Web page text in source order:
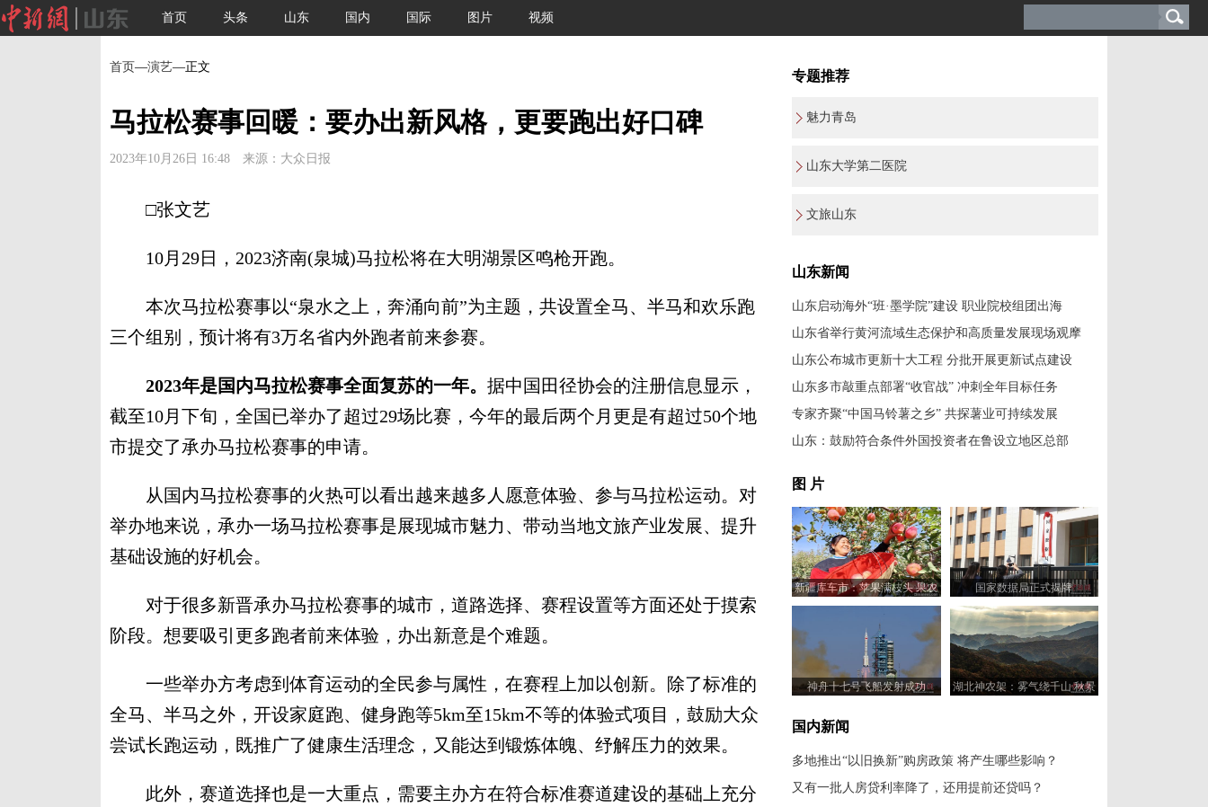
首页 头条 山东 国内 国际 图片 视频
首页—演艺—正文
马拉松赛事回暖：要办出新风格，更要跑出好口碑
2023年10月26日 16:48 来源：大众日报
□张文艺
10月29日，2023济南(泉城)马拉松将在大明湖景区鸣枪开跑。
本次马拉松赛事以“泉水之上，奔涌向前”为主题，共设置全马、半马和欢乐跑
三个组别，预计将有3万名省内外跑者前来参赛。
2023年是国内马拉松赛事全面复苏的一年。 据中国田径协会的注册信息显示，
截至10月下旬，全国已举办了超过29场比赛，今年的最后两个月更是有超过50个地
市提交了承办马拉松赛事的申请。
从国内马拉松赛事的火热可以看出越来越多人愿意体验、参与马拉松运动。对
举办地来说，承办一场马拉松赛事是展现城市魅力、带动当地文旅产业发展、提升
基础设施的好机会。
对于很多新晋承办马拉松赛事的城市，道路选择、赛程设置等方面还处于摸索
阶段。想要吸引更多跑者前来体验，办出新意是个难题。
一些举办方考虑到体育运动的全民参与属性，在赛程上加以创新。除了标准的
全马、半马之外，开设家庭跑、健身跑等5km至15km不等的体验式项目，鼓励大众
尝试长跑运动，既推广了健康生活理念，又能达到锻炼体魄、纾解压力的效果。
此外，赛道选择也是一大重点，需要主办方在符合标准赛道建设的基础上充分
专题推荐
魅力青岛
山东大学第二医院
文旅山东
山东新闻
山东启动海外“班·墨学院”建设 职业院校组团出海
山东省举行黄河流域生态保护和高质量发展现场观摩
山东公布城市更新十大工程 分批开展更新试点建设
山东多市敲重点部署“收官战” 冲刺全年目标任务
专家齐聚“中国马铃薯之乡” 共探薯业可持续发展
山东：鼓励符合条件外国投资者在鲁设立地区总部
图 片
新疆库车市：苹果满枝头 果农
喜丰收
国家数据局正式揭牌
神舟十七号飞船发射成功
湖北神农架：雾气绕千山 秋景
国内新闻
多地推出“以旧换新”购房政策 将产生哪些影响？
又有一批人房贷利率降了，还用提前还贷吗？